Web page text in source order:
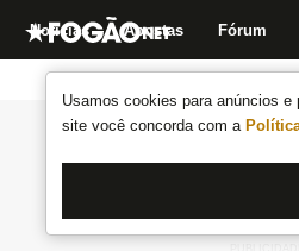
Usamos cookies para anúncios e
site você concorda com a
Notícias Apostas Fórum